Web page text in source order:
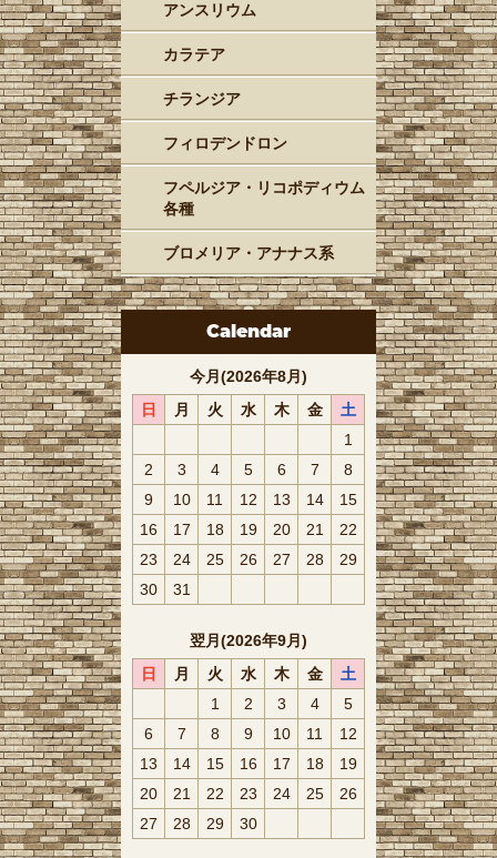
アンスリウム
カラテア
チランジア
フィロデンドロン
フペルジア・リコポディウム
各種
ブロメリア・アナナス系
Calendar
今月(2026年8月)
日
月 火 水 木 金
土
1
2
3 4 5 6 7
8
9
10 11 12 13 14
15
16
17 18 19 20 21
22
23
24 25 26 27 28
29
30
31
翌月(2026年9月)
日
月 火 水 木 金
土
1
2 3 4
5
6
7 8 9 10 11
12
13
14 15 16 17 18
19
20
21 22 23 24 25
26
27
28 29 30